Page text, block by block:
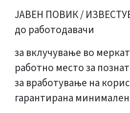
ЈАВЕН ПОВИК /
до работодавачи
за вклучување во
работно место за
за вработување на
гарантирана